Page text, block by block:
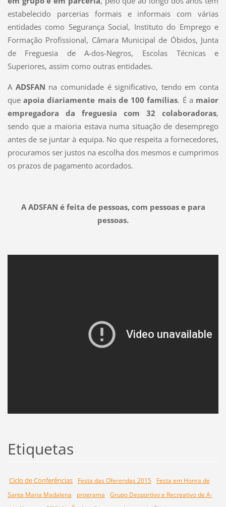
estabelecido parcerias formais e informais com várias
entidades como Segurança Social, Instituto do Emprego e
Formação Profissional, Câmara Municipal de Óbidos, Junta
de Freguesia de A-dos-Negros, Escolas Técnicas e
Superiores, assim como outras entidades.
A ADSFAN na comunidade é significativo, tendo em conta
queapoia diariamente mais de 100 famílias. É a maior
empregadora da freguesia com 32 colaboradoras,
sendo que a maioria estava numa situação de desemprego
antes de se juntar à equipa. No que respeita a fornecedores,
procuramos ser justos na escolha dos mesmos e cumprimos
os prazos de pagamento acordados.
A ADSFAN é feita de pessoas, com pessoas e para
pessoas.
Etiquetas
Ciclo de Conferências Festa das Oferendas 2015
Festa em Honra de
Santa Maria Madalena
programa
Grupo Desportivo e Recreativo de A-